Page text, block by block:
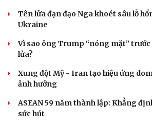
Tên lửa đạn đạo Nga khoét sâu lỗ
Ukraine
Vì sao ông Trump “nóng mặt”
lửa?
Xung đột Mỹ - Iran tạo hiệu ứng
ảnh hưởng
ASEAN 59 năm thành lập: Khẳng
sức hút